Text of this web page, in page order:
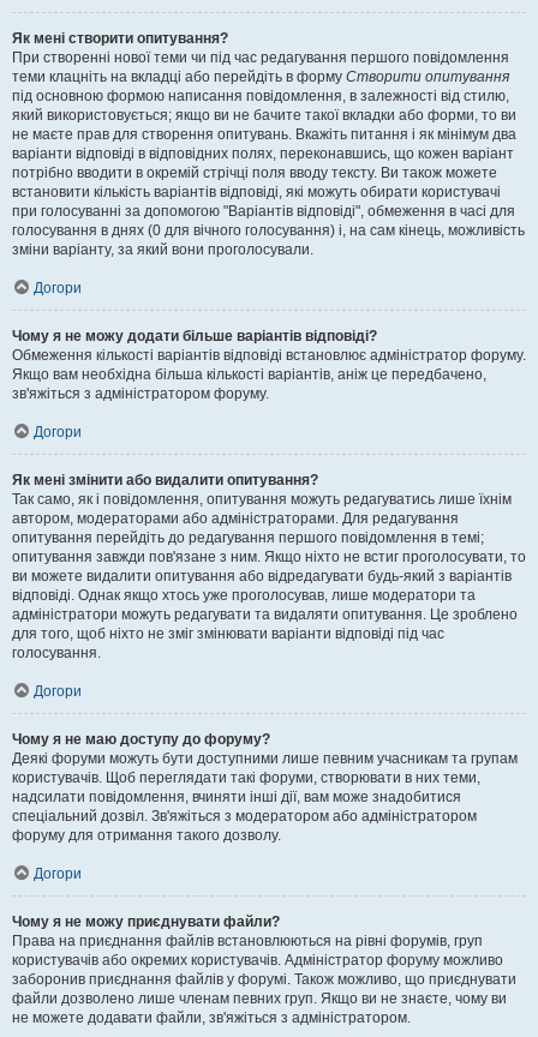
Як мені створити опитування?
При створенні нової теми чи під час редагування першого повідомлення
теми клацніть на вкладці або перейдіть в форму Створити опитування
під основною формою написання повідомлення, в залежності від стилю,
який використовується; якщо ви не бачите такої вкладки або форми, то ви
не маєте прав для створення опитувань. Вкажіть питання і як мінімум два
варіанти відповіді в відповідних полях, переконавшись, що кожен варіант
потрібно вводити в окремій стрічці поля вводу тексту. Ви також можете
встановити кількість варіантів відповіді, які можуть обирати користувачі
при голосуванні за допомогою "Варіантів відповіді", обмеження в часі для
голосування в днях (0 для вічного голосування) і, на сам кінець, можливість
зміни варіанту, за який вони проголосували.
Догори
Чому я не можу додати більше варіантів відповіді?
Обмеження кількості варіантів відповіді встановлює адміністратор форуму.
Якщо вам необхідна більша кількості варіантів, аніж це передбачено,
зв'яжіться з адміністратором форуму.
Догори
Як мені змінити або видалити опитування?
Так само, як і повідомлення, опитування можуть редагуватись лише їхнім
автором, модераторами або адміністраторами. Для редагування
опитування перейдіть до редагування першого повідомлення в темі;
опитування завжди пов'язане з ним. Якщо ніхто не встиг проголосувати, то
ви можете видалити опитування або відредагувати будь-який з варіантів
відповіді. Однак якщо хтось уже проголосував, лише модератори та
адміністратори можуть редагувати та видаляти опитування. Це зроблено
для того, щоб ніхто не зміг змінювати варіанти відповіді під час
голосування.
Догори
Чому я не маю доступу до форуму?
Деякі форуми можуть бути доступними лише певним учасникам та групам
користувачів. Щоб переглядати такі форуми, створювати в них теми,
надсилати повідомлення, вчиняти інші дії, вам може знадобитися
спеціальний дозвіл. Зв'яжіться з модератором або адміністратором
форуму для отримання такого дозволу.
Догори
Чому я не можу приєднувати файли?
Права на приєднання файлів встановлюються на рівні форумів, груп
користувачів або окремих користувачів. Адміністратор форуму можливо
заборонив приєднання файлів у форумі. Також можливо, що приєднувати
файли дозволено лише членам певних груп. Якщо ви не знаєте, чому ви
не можете додавати файли, зв'яжіться з адміністратором.